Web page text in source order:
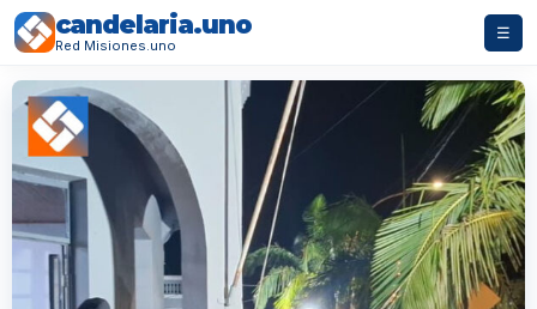
candelaria.uno
Red Misiones.uno
☰